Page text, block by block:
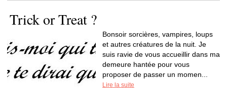
Trick or Treat ?
Bonsoir sorcières, vampires, loups
et autres créatures de la nuit. Je
suis ravie de vous accueillir dans ma
demeure hantée pour vous
proposer de passer un momen...
Lire la suite